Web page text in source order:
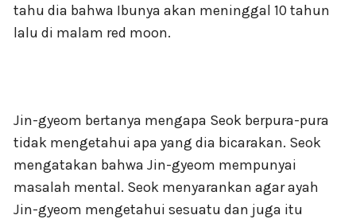
tahu dia bahwa Ibunya akan meninggal 10 tahun
lalu di malam red moon.
Jin-gyeom bertanya mengapa Seok berpura-pura
tidak mengetahui apa yang dia bicarakan. Seok
mengatakan bahwa Jin-gyeom mempunyai
masalah mental. Seok menyarankan agar ayah
Jin-gyeom mengetahui sesuatu dan juga itu